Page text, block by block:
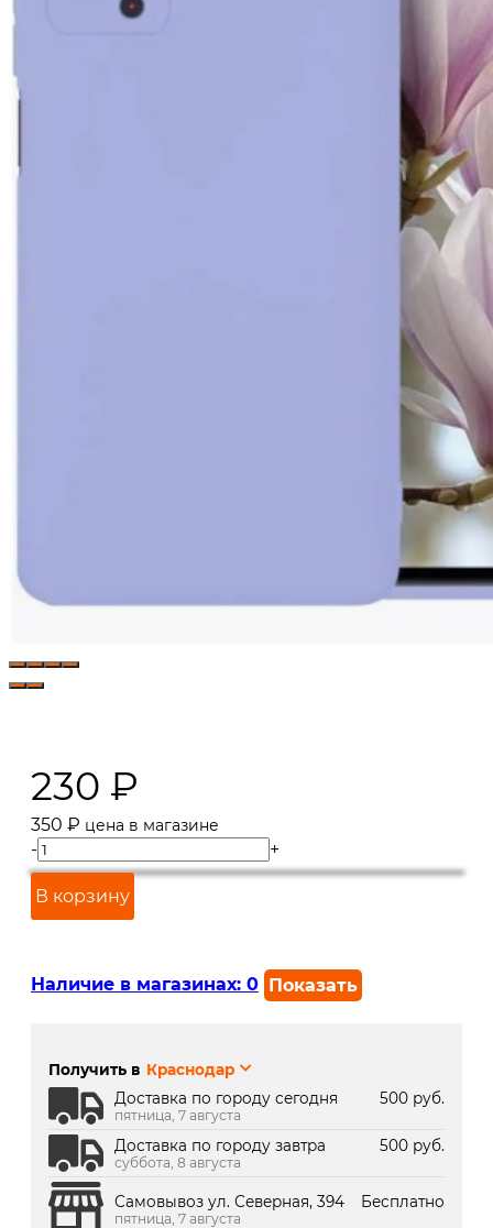
230 ₽
350 ₽ цена в магазине
- +
В корзину
Наличие в магазинах: 0 Показать
г. Краснодар, ТК Медиаплаза:
Получить в Краснодар
Доставка по городу сегодня
500 руб.
пятница, 7 августа
Доставка по городу завтра 500 руб.
суббота, 8 августа
Самовывоз ул. Северная, 394 Бесплатно
пятница, 7 августа